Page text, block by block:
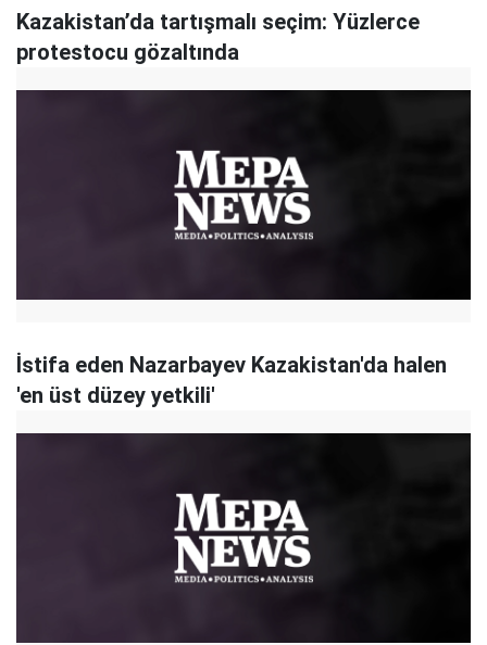
Kazakistan’da tartışmalı seçim: Yüzlerce
protestocu gözaltında
İstifa eden Nazarbayev Kazakistan'da halen
'en üst düzey yetkili'